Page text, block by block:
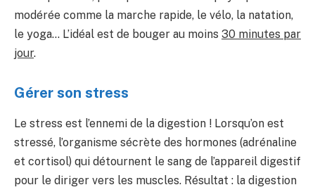
modérée comme la marche rapide, le vélo, la natation,
le yoga… L’idéal est de bouger au moins 30 minutes par
jour.
Gérer son stress
Le stress est l’ennemi de la digestion ! Lorsqu’on est
stressé, l’organisme sécrète des hormones (adrénaline
et cortisol) qui détournent le sang de l’appareil digestif
pour le diriger vers les muscles. Résultat : la digestion